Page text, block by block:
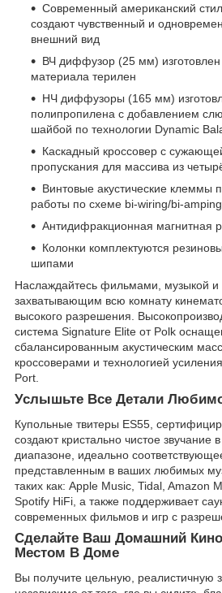
Современный американский
создают чувственный и
внешний вид
ВЧ диффузор (25 мм)
материала терилен
НЧ диффузоры (165 мм)
полипропилена с добавлением
шайбой по технологии Dynamic
Каскадный кроссовер с
пропускания для массива из
Винтовые акустические клеммы
работы по схеме bi-wiring/bi-amping
Антидифракционная магнитная
Колонки комплектуются
шипами
Наслаждайтесь фильмами, музыкой и
захватывающим всю комнату
высокого разрешения.
система Signature Elite от Polk
сбалансированным акустическим
кроссоверами и технологией
Port.
Услышьте Все Детали
Купольные твитеры ES55,
создают кристально чистое звучание
диапазоне, идеально
представленным в ваших любимых
таких как: Apple Music, Tidal, Amazon
Spotify HiFi, а также поддерживает
современных фильмов и игр с
Сделайте Ваш Домашний
Местом В Доме
Вы получите цельную, реалистичную